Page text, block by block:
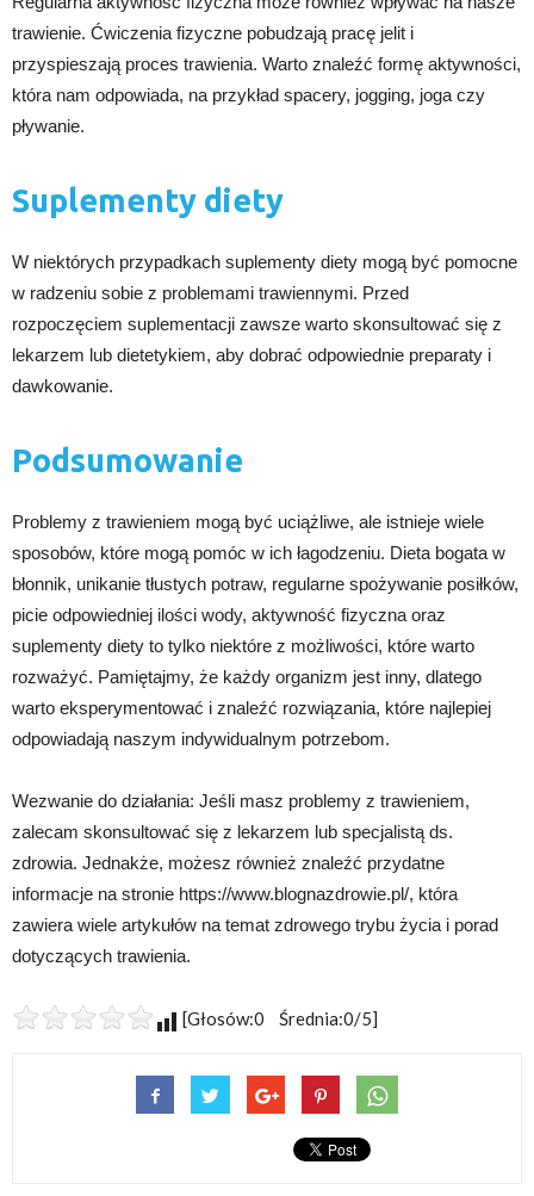
trawienie. Ćwiczenia fizyczne pobudzają pracę jelit i
przyspieszają proces trawienia. Warto znaleźć formę aktywności,
która nam odpowiada, na przykład spacery, jogging, joga czy
pływanie.
Suplementy diety
W niektórych przypadkach suplementy diety mogą być pomocne
w radzeniu sobie z problemami trawiennymi. Przed
rozpoczęciem suplementacji zawsze warto skonsultować się z
lekarzem lub dietetykiem, aby dobrać odpowiednie preparaty i
dawkowanie.
Podsumowanie
Problemy z trawieniem mogą być uciążliwe, ale istnieje wiele
sposobów, które mogą pomóc w ich łagodzeniu. Dieta bogata w
błonnik, unikanie tłustych potraw, regularne spożywanie posiłków,
picie odpowiedniej ilości wody, aktywność fizyczna oraz
suplementy diety to tylko niektóre z możliwości, które warto
rozważyć. Pamiętajmy, że każdy organizm jest inny, dlatego
warto eksperymentować i znaleźć rozwiązania, które najlepiej
odpowiadają naszym indywidualnym potrzebom.
Wezwanie do działania: Jeśli masz problemy z trawieniem,
zalecam skonsultować się z lekarzem lub specjalistą ds.
zdrowia. Jednakże, możesz również znaleźć przydatne
informacje na stronie https://www.blognazdrowie.pl/, która
zawiera wiele artykułów na temat zdrowego trybu życia i porad
dotyczących trawienia.
[Głosów:0 Średnia:0/5]